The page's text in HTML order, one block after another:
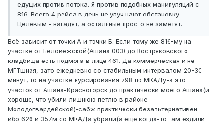
едущих против потока. Я против подобных манипуляций с
816. Всего 4 рейса в день не улучшают обстановку.
Целевым - нагадят, а остальные просто не заметят.
Всё зависит от точки А и точки Б. Если тому же 816-му на
участке от Беловежской(Ашана 003) до Востряковского
кладбища есть подмога в лице 461. Да коммерческая и не
МГТшная, зато ежедневно со стабильным интервалом 20-30
минут, то на участке курсирования 798 по МКАДу-а это
участок от Ашана-Красногорск до практически моего Ашана(и
хорошо, что убили лишнюю петлю в районе
Молодогвардейской)-сабж практически безальтернативен
ибо 626 и 357м со МКАДа убрали(а ещё когда-то там ездили